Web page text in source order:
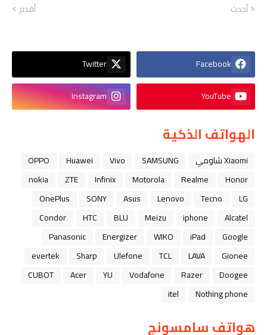
أحدث أقدم
Facebook
Twitter
YouTube
Instagram
الهواتف الذكية
Xiaomi شاومي SAMSUNG
Vivo
Huawei
OPPO
Honor
Realme
Motorola
Infinix
ZTE
nokia
LG
Tecno
Lenovo
Asus
SONY
OnePlus
Alcatel
iphone
Meizu
BLU
HTC
Condor
Google
iPad
WIKO
Energizer
Panasonic
Gionee
LAVA
TCL
Ulefone
Sharp
evertek
Doogee
Razer
Vodafone
YU
Acer
CUBOT
Nothing phone
itel
هواتف سامسونج